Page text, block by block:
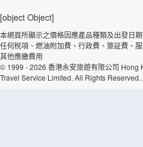
[object Object]
本網頁所顯示之價格因應產品種類及出發日
任何稅項、燃油附加費、行政費、簽証費、
其他應繳費用
© 1999 - 2026 香港永安旅遊有限公司 Hong
Travel Service Limited. All Rights